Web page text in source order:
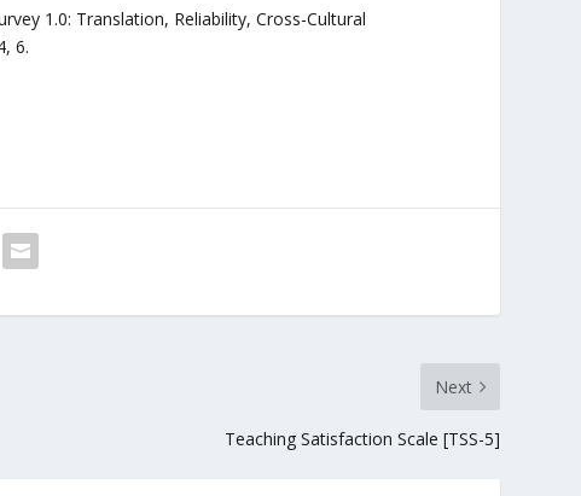
1.0: Translation, Reliability, Cross-Cultural
6.
Next
Teaching Satisfaction Scale [TSS-5]